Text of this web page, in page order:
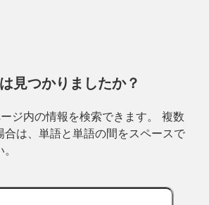
見つかりましたか？
ジ内の情報を検索できます。 複数
合は、単語と単語の間をスペースで